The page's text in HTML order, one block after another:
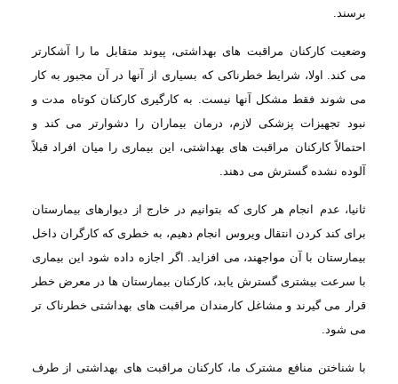
برسند.
وضعیت کارکنان مراقبت های بهداشتی، پیوند متقابل ما را آشکارتر
می کند. اولا، شرایط خطرناکی که بسیاری از آنها در آن مجبور به کار
می شوند فقط مشکل آنها نیست. به کارگیری کارکنان کوتاه مدت و
نبود تجهیزات پزشکی لازم، درمان بیماران را دشوارتر می کند و
احتمالاً کارکنان مراقبت های بهداشتی، این بیماری را میان افراد قبلاً
آلوده نشده گسترش می دهند.
ثانیا، عدم انجام هر کاری که بتوانیم در خارج از دیوارهای بیمارستان
برای کند کردن انتقال ویروس انجام دهیم، به خطری که کارگران داخل
بیمارستان با آن مواجهند، می افزاید. اگر اجازه داده شود این بیماری
با سرعت بیشتری گسترش یابد، کارکنان بیمارستان ها در معرض خطر
قرار می گیرند و مشاغل کارمندان مراقبت های بهداشتی خطرناک تر
می شود.
با شناختن منافع مشترک ما، كاركنان مراقبت های بهداشتی از طرف